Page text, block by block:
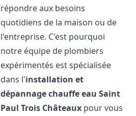
répondre aux besoins
quotidiens de la maison ou de
l'entreprise. C'est pourquoi
notre équipe de plombiers
expérimentés est spécialisée
dans l'installation et
dépannage chauffe eau Saint
Paul Trois Châteaux pour vous